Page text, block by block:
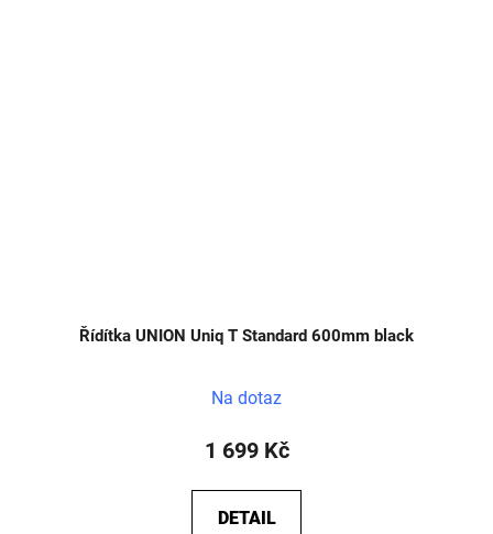
Řídítka UNION Uniq T Standard 600mm black
Na dotaz
1 699 Kč
DETAIL